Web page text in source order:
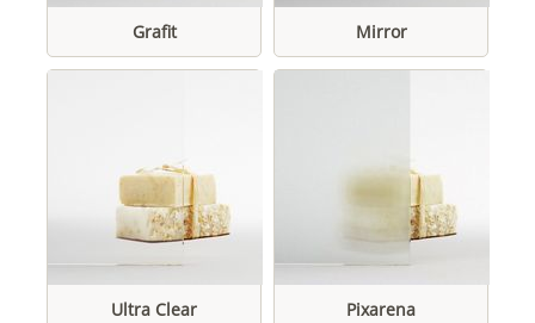
Grafit Mirror
Ultra Clear Pixarena